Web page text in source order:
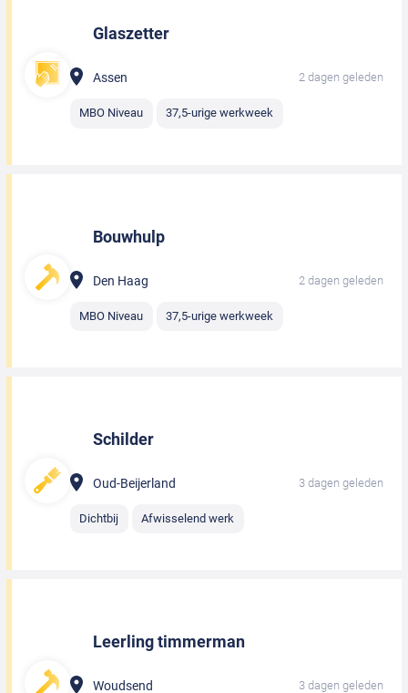
Glaszetter
Assen 2 dagen geleden
MBO Niveau 37,5-urige werkweek
Bouwhulp
Den Haag 2 dagen geleden
MBO Niveau 37,5-urige werkweek
Schilder
Oud-Beijerland 3 dagen geleden
Dichtbij Afwisselend werk
Leerling timmerman
Woudsend 3 dagen geleden